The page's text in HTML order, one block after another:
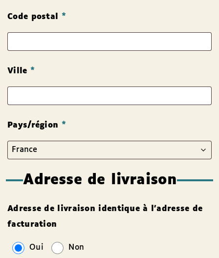
Code postal *
Ville *
Pays/région *
Adresse de livraison
Adresse de livraison identique à l’adresse de
facturation
Oui Non